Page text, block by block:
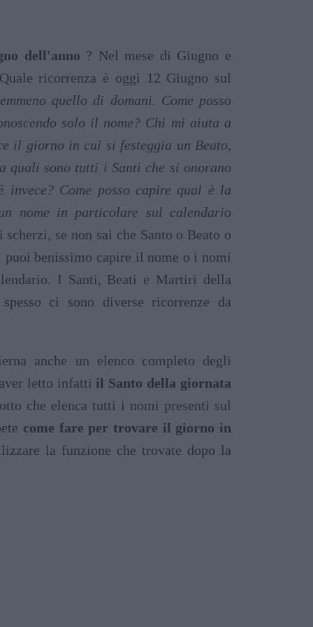
dell'anno ? Nel mese di Giugno e
ricorrenza è oggi 12 Giugno sul
quello di domani. Come posso
solo il nome? Chi mi aiuta a
il giorno in cui si festeggia un Beato,
quali sono tutti i Santi che si onorano
Come posso capire qual è la
nome in particolare sul calendario
se non sai che Santo o Beato o
puoi benissimo capire il nome o i nomi
I Santi, Beati e Martiri della
ci sono diverse ricorrenze da
anche un elenco completo degli
letto infatti il Santo della giornata
che elenca tutti i nomi presenti sul
come fare per trovare il giorno in
la funzione che trovate dopo la